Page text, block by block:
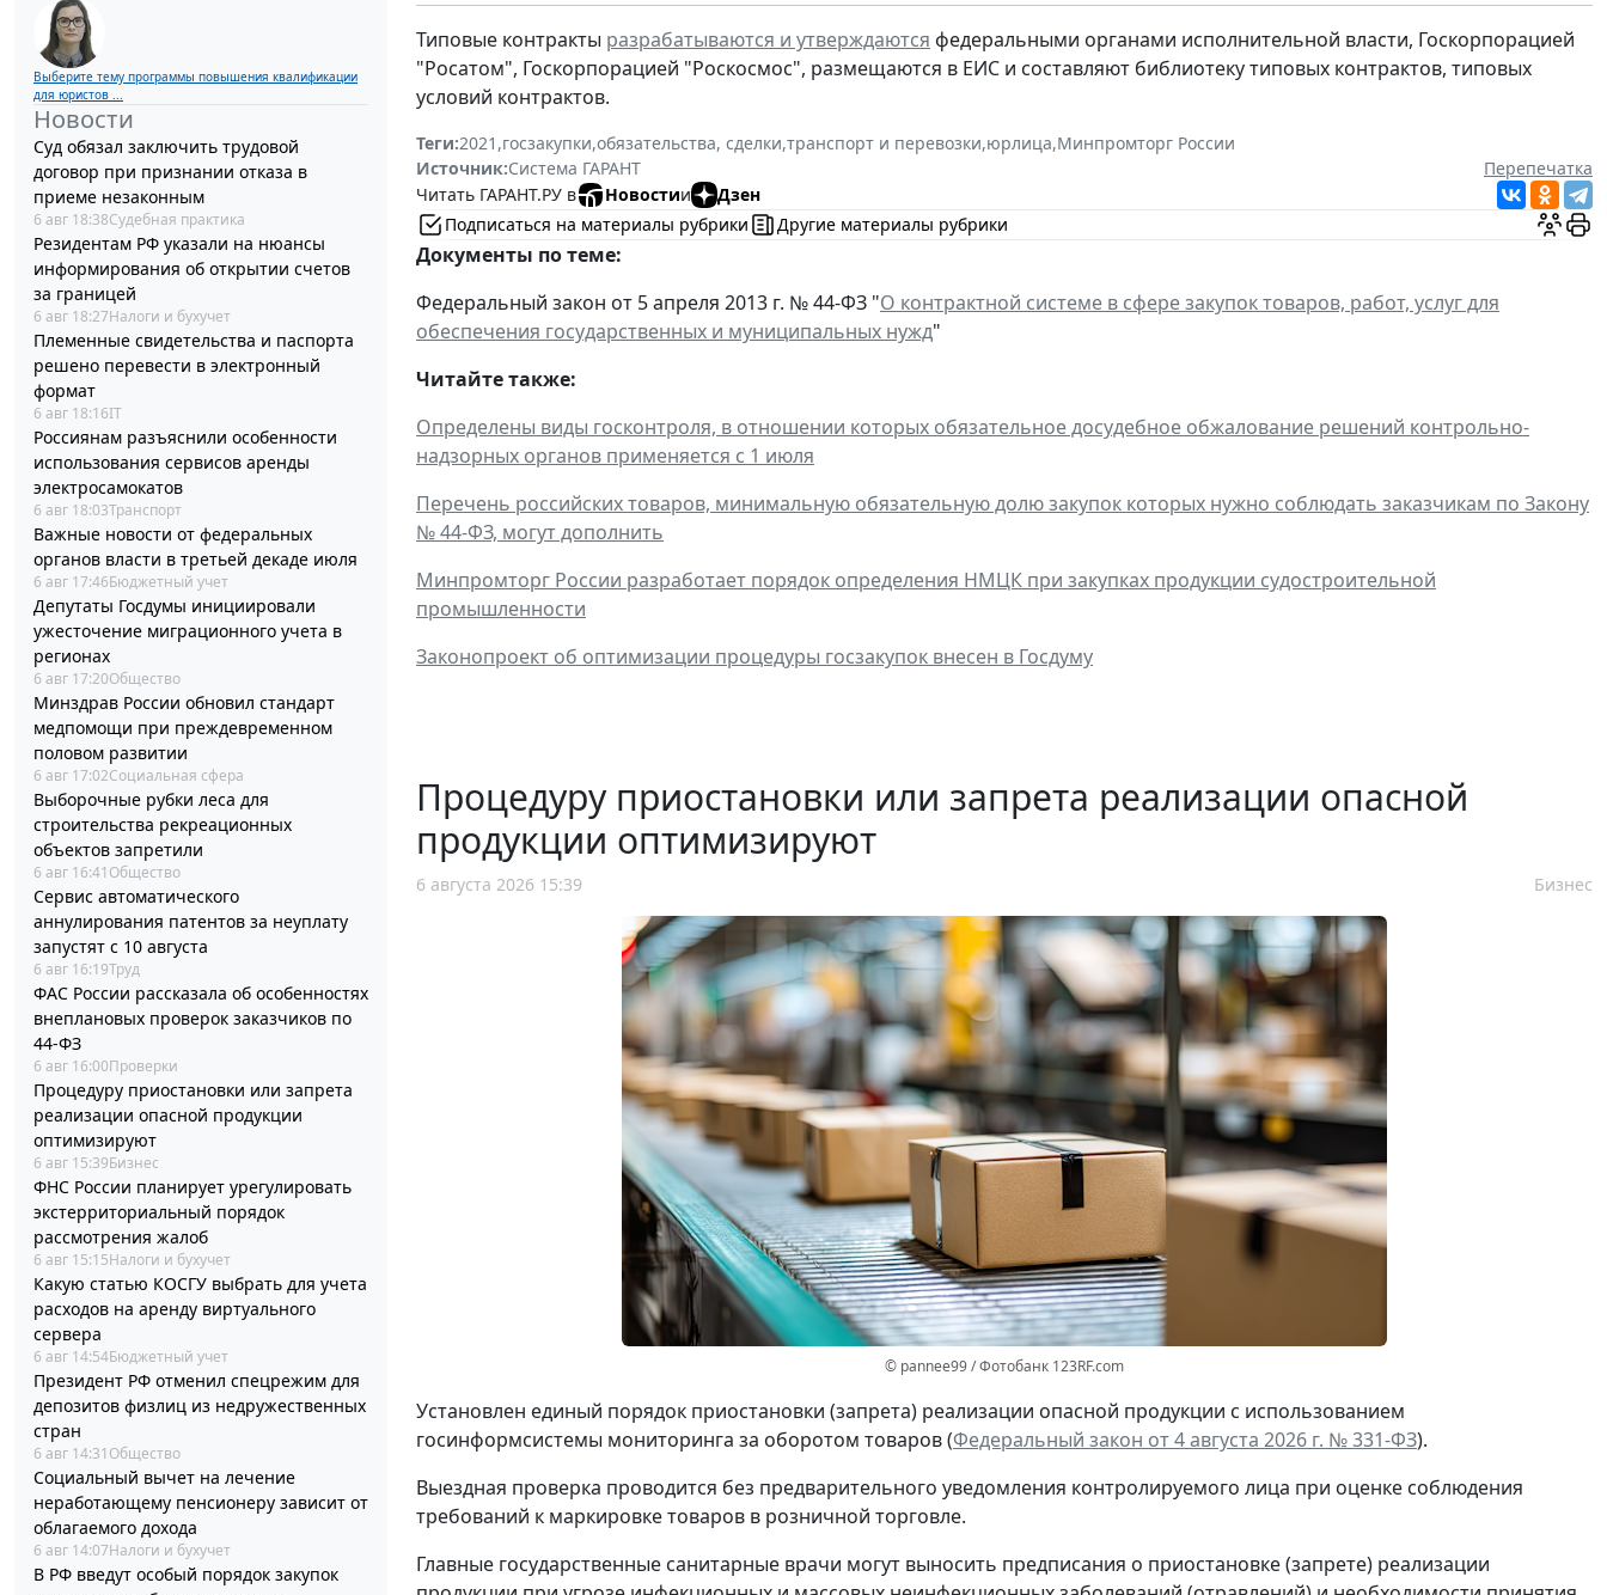
Выберите тему программы повышения квалификации
для юристов ...
Новости
Суд обязал заключить трудовой
договор при признании отказа в
приеме незаконным
6 авг 18:38Судебная практика
Резидентам РФ указали на нюансы
информирования об открытии счетов
за границей
6 авг 18:27Налоги и бухучет
Племенные свидетельства и паспорта
решено перевести в электронный
формат
6 авг 18:16IT
Россиянам разъяснили особенности
использования сервисов аренды
электросамокатов
6 авг 18:03Транспорт
Важные новости от федеральных
органов власти в третьей декаде июля
6 авг 17:46Бюджетный учет
Депутаты Госдумы инициировали
ужесточение миграционного учета в
регионах
6 авг 17:20Общество
Минздрав России обновил стандарт
медпомощи при преждевременном
половом развитии
6 авг 17:02Социальная сфера
Выборочные рубки леса для
строительства рекреационных
объектов запретили
6 авг 16:41 Общество
Сервис автоматического
аннулирования патентов за неуплату
запустят с 10 августа
6 авг 16:19Труд
ФАС России рассказала об особенностях
внеплановых проверок заказчиков по
44-ФЗ
6 авг 16:00Проверки
Процедуру приостановки или запрета
реализации опасной продукции
оптимизируют
6 авг 15:39Бизнес
ФНС России планирует урегулировать
экстерриториальный порядок
рассмотрения жалоб
6 авг 15:15Налоги и бухучет
Какую статью КОСГУ выбрать для учета
расходов на аренду виртуального
сервера
6 авг 14:54Бюджетный учет
Президент РФ отменил спецрежим для
депозитов физлиц из недружественных
стран
6 авг 14:31 Общество
Социальный вычет на лечение
неработающему пенсионеру зависит от
облагаемого дохода
6 авг 14:07Налоги и бухучет
В РФ введут особый порядок закупок
Типовые контракты разрабатываются и утверждаются федеральными органами исполнительной власти, Госкорпорацией
"Росатом", Госкорпорацией "Роскосмос", размещаются в ЕИС и составляют библиотеку типовых контрактов, типовых
условий контрактов.
Теги:2021 ,госзакупки,обязательства, сделки,транспорт и перевозки,юрлица,Минпромторг России
Источник:Система ГАРАНТ
Перепечатка
Читать ГАРАНТ.РУ в
Новостии
Дзен
Подписаться на материалы рубрики
Другие материалы рубрики
Документы по теме:
Федеральный закон от 5 апреля 2013 г. № 44-ФЗ "О контрактной системе в сфере закупок товаров, работ, услуг для
обеспечения государственных и муниципальных нужд"
Читайте также:
Определены виды госконтроля, в отношении которых обязательное досудебное обжалование решений контрольно-
надзорных органов применяется с 1 июля
Перечень российских товаров, минимальную обязательную долю закупок которых нужно соблюдать заказчикам по Закону
№ 44-ФЗ, могут дополнить
Минпромторг России разработает порядок определения НМЦК при закупках продукции судостроительной
промышленности
Законопроект об оптимизации процедуры госзакупок внесен в Госдуму
Процедуру приостановки или запрета реализации опасной
продукции оптимизируют
6 августа 2026 15:39 Бизнес
© pannee99 / Фотобанк 123RF.com
Установлен единый порядок приостановки (запрета) реализации опасной продукции с использованием
госинформсистемы мониторинга за оборотом товаров (Федеральный закон от 4 августа 2026 г. № 331-ФЗ).
Выездная проверка проводится без предварительного уведомления контролируемого лица при оценке соблюдения
требований к маркировке товаров в розничной торговле.
Главные государственные санитарные врачи могут выносить предписания о приостановке (запрете) реализации